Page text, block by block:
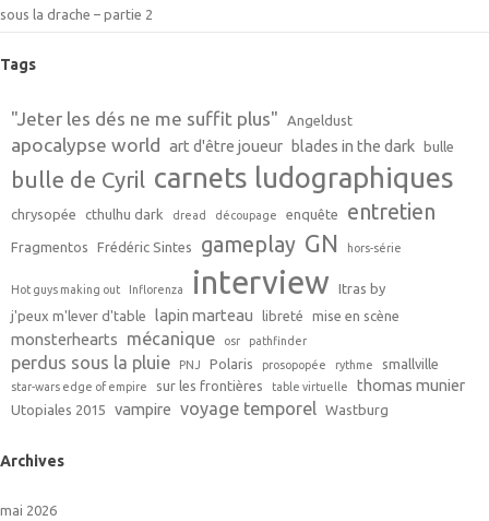
sous la drache – partie 2
Tags
"Jeter les dés ne me suffit plus" Angeldust
apocalypse world art d'être joueur blades in the dark bulle
bulle de Cyril carnets ludographiques
chrysopée cthulhu dark dread découpage enquête entretien
Fragmentos Frédéric Sintes gameplay GN hors-série
Hot guys making out Inflorenza interview
Itras by
j'peux m'lever d'table
lapin marteau libreté mise en scène
monsterhearts mécanique osr pathfinder
perdus sous la pluie PNJ Polaris prosopopée rythme smallville
star-wars edge of empire sur les frontières table virtuelle thomas munier
Utopiales 2015 vampire voyage temporel Wastburg
Archives
mai 2026